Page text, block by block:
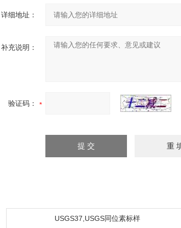
详细地址：
补充说明：
验证码：
USGS37,USGS同位素标样